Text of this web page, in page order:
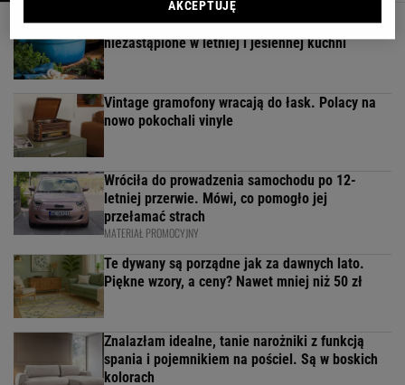
Kochały je nasze babcie. Garnki żeliwne są
niezastąpione w letniej i jesiennej kuchni
Vintage gramofony wracają do łask. Polacy na
nowo pokochali vinyle
Wróciła do prowadzenia samochodu po 12-
letniej przerwie. Mówi, co pomogło jej
przełamać strach
MATERIAŁ PROMOCYJNY
Te dywany są porządne jak za dawnych lato.
Piękne wzory, a ceny? Nawet mniej niż 50 zł
Znalazłam idealne, tanie narożniki z funkcją
spania i pojemnikiem na pościel. Są w boskich
kolorach
AKCEPTUJĘ